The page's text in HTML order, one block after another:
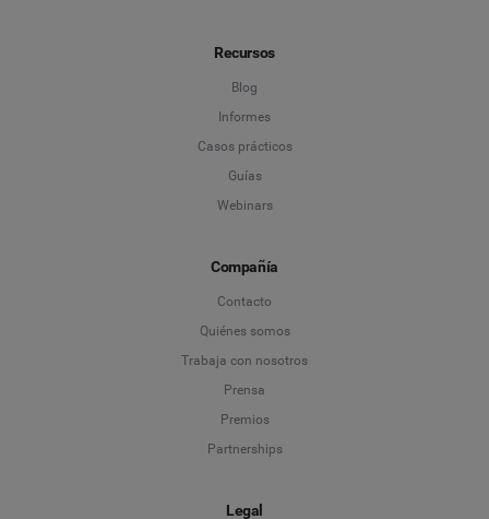
Recursos
Blog
Informes
Casos prácticos
Guías
Webinars
Compañía
Contacto
Quiénes somos
Trabaja con nosotros
Prensa
Premios
Partnerships
Legal